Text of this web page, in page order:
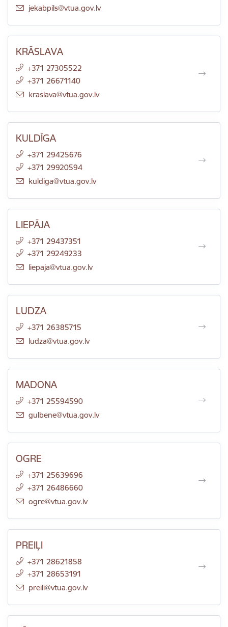
E-pasts:
jekabpils@vtua.gov.lv
KRĀSLAVA
+371 27305522
+371 26671140
E-pasts:
kraslava@vtua.gov.lv
KULDĪGA
+371 29425676
+371 29920594
E-pasts:
kuldiga@vtua.gov.lv
LIEPĀJA
+371 29437351
+371 29249233
E-pasts:
liepaja@vtua.gov.lv
LUDZA
+371 26385715
E-pasts:
ludza@vtua.gov.lv
MADONA
+371 25594590
E-pasts:
gulbene@vtua.gov.lv
OGRE
+371 25639696
+371 26486660
E-pasts:
ogre@vtua.gov.lv
PREIĻI
+371 28621858
+371 28653191
E-pasts:
preili@vtua.gov.lv